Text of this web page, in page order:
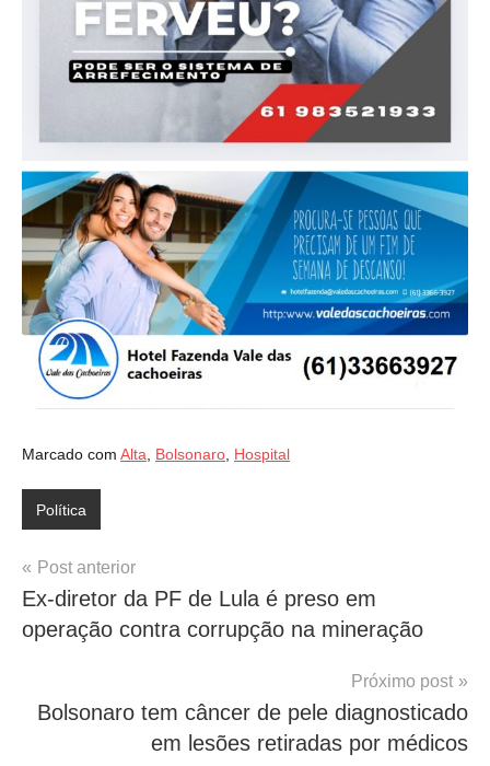
Marcado com Alta, Bolsonaro, Hospital
Política
Navegação
de
Post
Post anterior
Ex-diretor da PF de Lula é preso em
operação contra corrupção na mineração
Próximo post
Bolsonaro tem câncer de pele diagnosticado
em lesões retiradas por médicos